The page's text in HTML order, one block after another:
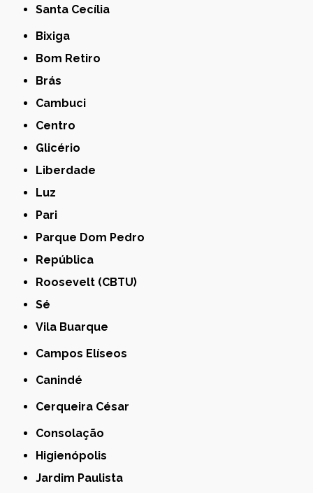
Santa Cecília
Bixiga
Bom Retiro
Brás
Cambuci
Centro
Glicério
Liberdade
Luz
Pari
Parque Dom Pedro
República
Roosevelt (CBTU)
Sé
Vila Buarque
Campos Elíseos
Canindé
Cerqueira César
Consolação
Higienópolis
Jardim Paulista